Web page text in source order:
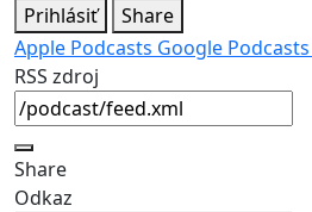
Prihlásiť
Share
Apple Podcasts Google Podcasts
RSS zdroj
Share
Odkaz